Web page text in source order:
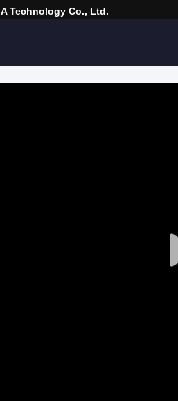
Technology Co., Ltd.